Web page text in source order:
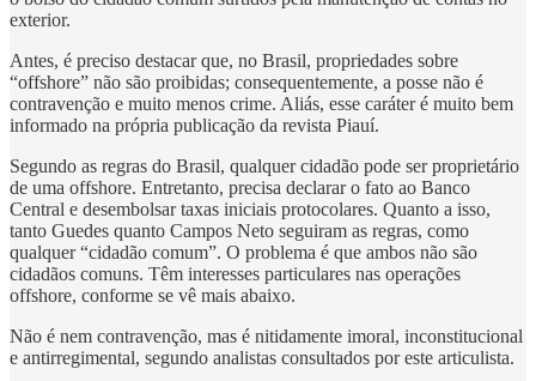
exterior.
Antes, é preciso destacar que, no Brasil, propriedades sobre
“offshore” não são proibidas; consequentemente, a posse não é
contravenção e muito menos crime. Aliás, esse caráter é muito bem
informado na própria publicação da revista Piauí.
Segundo as regras do Brasil, qualquer cidadão pode ser proprietário
de uma offshore. Entretanto, precisa declarar o fato ao Banco
Central e desembolsar taxas iniciais protocolares. Quanto a isso,
tanto Guedes quanto Campos Neto seguiram as regras, como
qualquer “cidadão comum”. O problema é que ambos não são
cidadãos comuns. Têm interesses particulares nas operações
offshore, conforme se vê mais abaixo.
Não é nem contravenção, mas é nitidamente imoral, inconstitucional
e antirregimental, segundo analistas consultados por este articulista.